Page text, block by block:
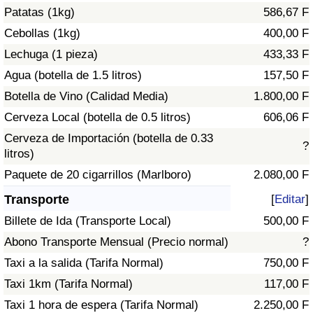
Patatas (1kg)
586,67 F
Cebollas (1kg)
400,00 F
Lechuga (1 pieza)
433,33 F
Agua (botella de 1.5 litros)
157,50 F
Botella de Vino (Calidad Media)
1.800,00 F
Cerveza Local (botella de 0.5 litros)
606,06 F
Cerveza de Importación (botella de 0.33
litros)
?
Paquete de 20 cigarrillos (Marlboro) 2.080,00 F
Transporte [Editar]
Billete de Ida (Transporte Local)
500,00 F
Abono Transporte Mensual (Precio normal)
?
Taxi a la salida (Tarifa Normal)
750,00 F
Taxi 1km (Tarifa Normal)
117,00 F
Taxi 1 hora de espera (Tarifa Normal)
2.250,00 F
Índice de Contaminación por País
Tráfico
Índice de Tráfico
Índice de Tráfico (Actual)
Índice de Tráfico por País